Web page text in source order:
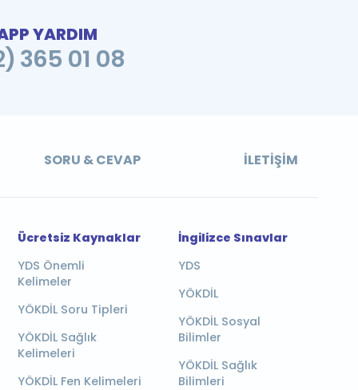
YARDIM
365 01 08
SORU & CEVAP İLETIŞIM
Ücretsiz Kaynaklar
YDS Önemli
Kelimeler
YÖKDİL Soru Tipleri
YÖKDİL Sağlık
Kelimeleri
YÖKDİL Fen Kelimeleri
İngilizce Sınavlar
YDS
YÖKDİL
YÖKDİL Sosyal
Bilimler
YÖKDİL Sağlık
Bilimleri